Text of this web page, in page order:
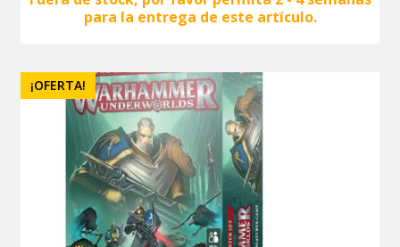
para la entrega de este artículo.
¡OFERTA!